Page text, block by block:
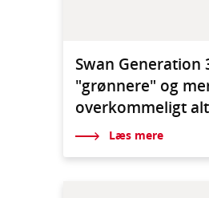
Swan Generation
"grønnere" og
overkommeligt
Læs mere